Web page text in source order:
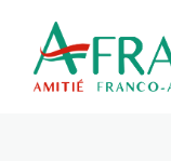
contenu